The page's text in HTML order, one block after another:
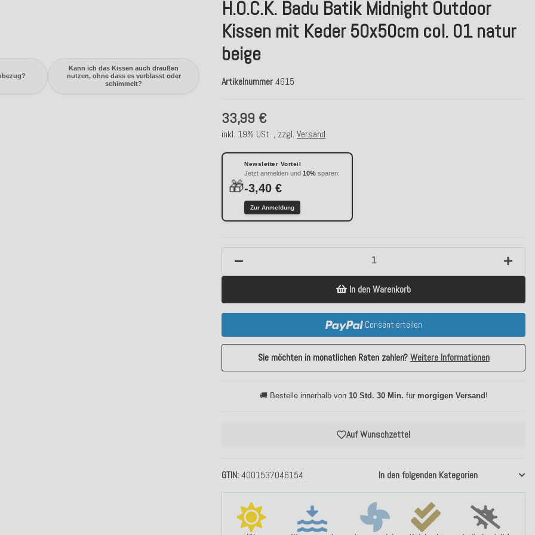
Kann ich das Kissen auch draußen
nutzen, ohne dass es verblasst oder
schimmelt?
H.O.C.K. Badu Batik Midnight Outdoor
Kissen mit Keder 50x50cm col. 01 natur
beige
Artikelnummer4615
GTIN 4001537046154 In den folgenden Kategorien
33,99 €
inkl. 19% USt. , zzgl.Versand
🎁
Newsletter Vorteil
Jetzt anmelden und10% sparen:
-3,40 €
Zur Anmeldung
Auf Wunschzettel
In den Warenkorb
Consent erteilen
Sie möchten in monatlichen Raten zahlen?Weitere Informationen
🚚 Bestelle innerhalb von 10 Std. 30 Min. für morgigen Versand !